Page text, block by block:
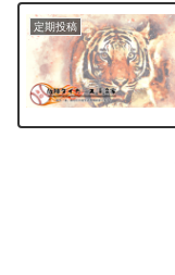
定期投稿